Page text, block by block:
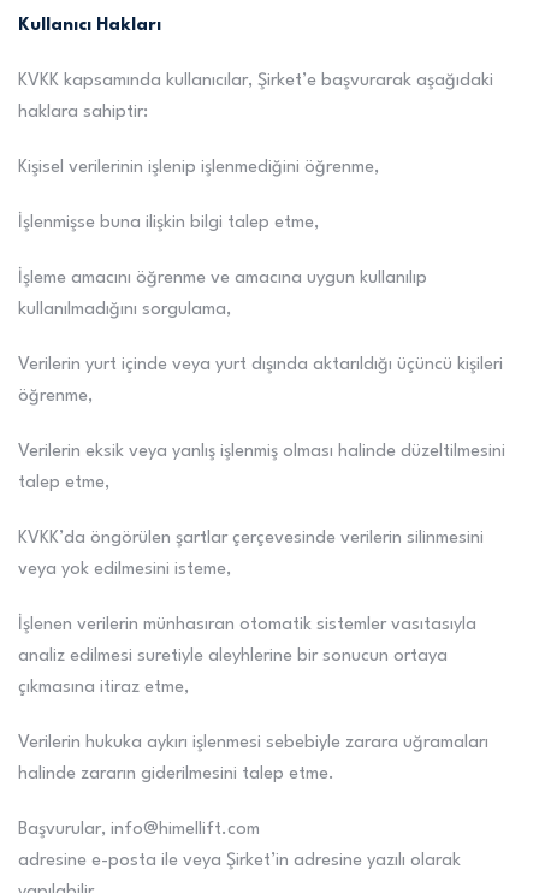
Kullanıcı Hakları
KVKK kapsamında kullanıcılar, Şirket’e başvurarak aşağıdaki
haklara sahiptir:
Kişisel verilerinin işlenip işlenmediğini öğrenme,
İşlenmişse buna ilişkin bilgi talep etme,
İşleme amacını öğrenme ve amacına uygun kullanılıp
kullanılmadığını sorgulama,
Verilerin yurt içinde veya yurt dışında aktarıldığı üçüncü kişileri
öğrenme,
Verilerin eksik veya yanlış işlenmiş olması halinde düzeltilmesini
talep etme,
KVKK’da öngörülen şartlar çerçevesinde verilerin silinmesini
veya yok edilmesini isteme,
İşlenen verilerin münhasıran otomatik sistemler vasıtasıyla
analiz edilmesi suretiyle aleyhlerine bir sonucun ortaya
çıkmasına itiraz etme,
Verilerin hukuka aykırı işlenmesi sebebiyle zarara uğramaları
halinde zararın giderilmesini talep etme.
Başvurular, info@himellift.com
adresine e-posta ile veya Şirket’in adresine yazılı olarak